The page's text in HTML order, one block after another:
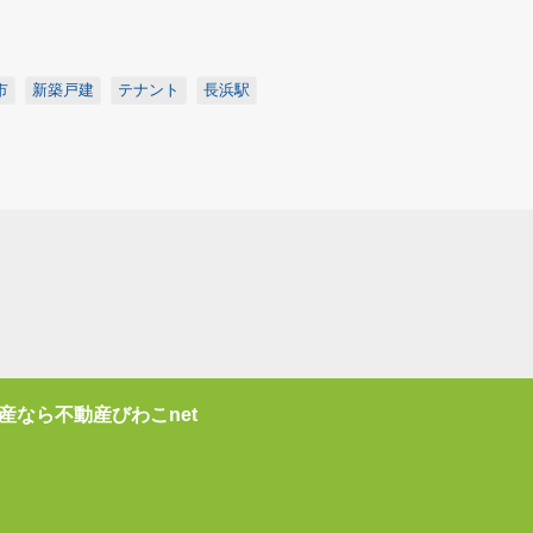
新築戸建 テナント 長浜駅
なら不動産びわこnet